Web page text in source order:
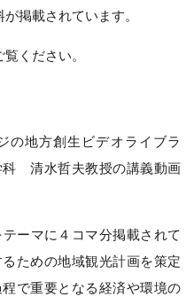
掲載されています。
ください。
の地方創生ビデオライブラ
科 清水哲夫教授の講義動画
テーマに４コマ分掲載されて
ための地域観光計画を策定
で重要となる経済や環境の